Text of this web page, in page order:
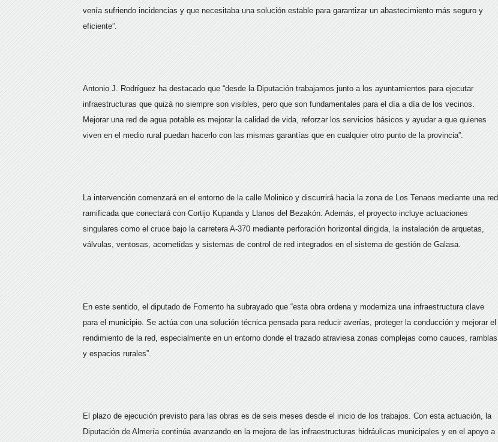
venía sufriendo incidencias y que necesitaba una solución estable para garantizar un abastecimiento más seguro y
eficiente”.
Antonio J. Rodríguez ha destacado que “desde la Diputación trabajamos junto a los ayuntamientos para ejecutar
infraestructuras que quizá no siempre son visibles, pero que son fundamentales para el día a día de los vecinos.
Mejorar una red de agua potable es mejorar la calidad de vida, reforzar los servicios básicos y ayudar a que quienes
viven en el medio rural puedan hacerlo con las mismas garantías que en cualquier otro punto de la provincia”.
La intervención comenzará en el entorno de la calle Molinico y discurrirá hacia la zona de Los Tenaos mediante una red
ramificada que conectará con Cortijo Kupanda y Llanos del Bezakón. Además, el proyecto incluye actuaciones
singulares como el cruce bajo la carretera A-370 mediante perforación horizontal dirigida, la instalación de arquetas,
válvulas, ventosas, acometidas y sistemas de control de red integrados en el sistema de gestión de Galasa.
En este sentido, el diputado de Fomento ha subrayado que “esta obra ordena y moderniza una infraestructura clave
para el municipio. Se actúa con una solución técnica pensada para reducir averías, proteger la conducción y mejorar el
rendimiento de la red, especialmente en un entorno donde el trazado atraviesa zonas complejas como cauces, ramblas
y espacios rurales”.
El plazo de ejecución previsto para las obras es de seis meses desde el inicio de los trabajos. Con esta actuación, la
Diputación de Almería continúa avanzando en la mejora de las infraestructuras hidráulicas municipales y en el apoyo a